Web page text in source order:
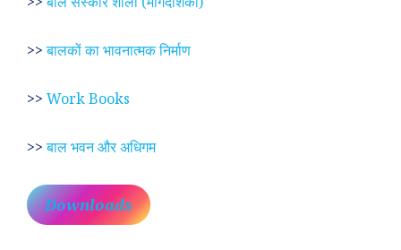
>>बालकों का भावनात्मक निर्माण
>> Work Books
>>बाल भवन और अधिगम
Downloads